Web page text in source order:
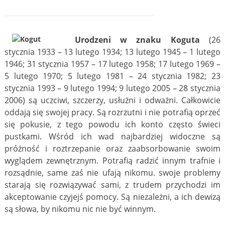
Urodzeni w znaku Koguta(26
stycznia 1933 – 13 lutego 1934; 13 lutego 1945 – 1 lutego
1946; 31 stycznia 1957 – 17 lutego 1958; 17 lutego 1969 –
5 lutego 1970; 5 lutego 1981 – 24 stycznia 1982; 23
stycznia 1993 – 9 lutego 1994; 9 lutego 2005 – 28 stycznia
2006) są uczciwi, szczerzy, usłużni i odważni. Całkowicie
oddają się swojej pracy. Są rozrzutni i nie potrafią oprzeć
się pokusie, z tego powodu ich konto często świeci
pustkami. Wśród ich wad najbardziej widoczne są
próżność i roztrzepanie oraz zaabsorbowanie swoim
wyglądem zewnętrznym. Potrafią radzić innym trafnie i
rozsądnie, same zaś nie ufają nikomu. swoje problemy
starają się rozwiązywać sami, z trudem przychodzi im
akceptowanie czyjejś pomocy. Są niezależni, a ich dewizą
są słowa, by nikomu nic nie być winnym.